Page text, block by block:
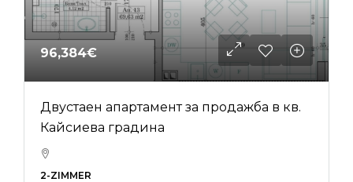
96,384€
Двустаен апартамент за продажба в кв.
Кайсиева градина
2-ZIMMER